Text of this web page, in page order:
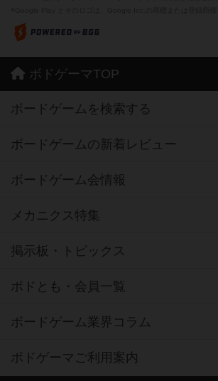
ボドゲーマTOP
ボードゲームを検索する
ボードゲームの新着レビュー
ボードゲーム会情報
メカニクス特集
掲示板・トピックス
ボドとも・会員一覧
ボードゲーム業界コラム
ボドゲーマご利用案内